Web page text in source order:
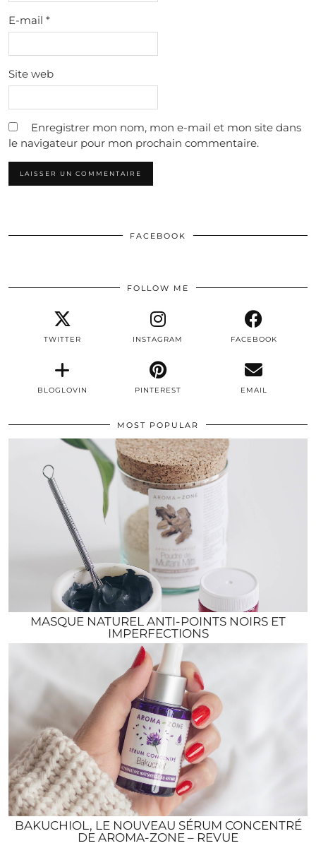
E-mail *
Site web
Enregistrer mon nom, mon e-mail et mon site dans
le navigateur pour mon prochain commentaire.
FACEBOOK
FOLLOW ME
TWITTER INSTAGRAM FACEBOOK
BLOGLOVIN PINTEREST EMAIL
MOST POPULAR
MASQUE NATUREL ANTI-POINTS NOIRS ET
IMPERFECTIONS
BAKUCHIOL, LE NOUVEAU SÉRUM CONCENTRÉ
DE AROMA-ZONE – REVUE